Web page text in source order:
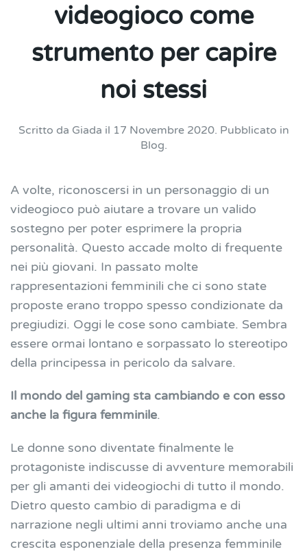
videogioco come
strumento per capire
noi stessi
Scritto da Giada il 17 Novembre 2020. Pubblicato in
Blog.
A volte, riconoscersi in un personaggio di un
videogioco può aiutare a trovare un valido
sostegno per poter esprimere la propria
personalità. Questo accade molto di frequente
nei più giovani. In passato molte
rappresentazioni femminili che ci sono state
proposte erano troppo spesso condizionate da
pregiudizi. Oggi le cose sono cambiate. Sembra
essere ormai lontano e sorpassato lo stereotipo
della principessa in pericolo da salvare.
Il mondo del gaming sta cambiando e con esso
anche la figura femminile.
Le donne sono diventate finalmente le
protagoniste indiscusse di avventure memorabili
per gli amanti dei videogiochi di tutto il mondo.
Dietro questo cambio di paradigma e di
narrazione negli ultimi anni troviamo anche una
crescita esponenziale della presenza femminile